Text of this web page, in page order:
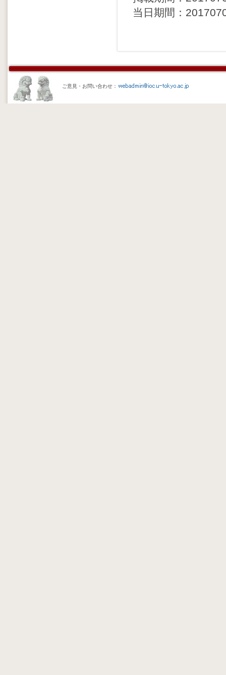
当日期間：
ご意見・お問い合わせ：